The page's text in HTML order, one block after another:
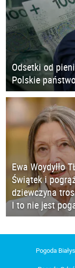
Odsetki od
Polskie
Ewa Woydyłło
Świątek i
dziewczyna
I to nie jest
Pogoda